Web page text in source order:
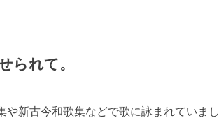
られて。
新古今和歌集などで歌に詠まれていまし